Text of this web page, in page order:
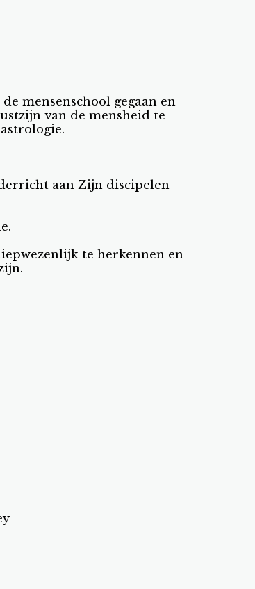
mensenschool gegaan en
van de mensheid te
aan Zijn discipelen
te herkennen en